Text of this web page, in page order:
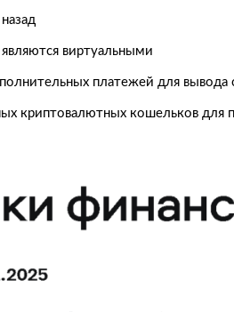
виртуальными
платежей для вывода
криптовалютных кошельков для